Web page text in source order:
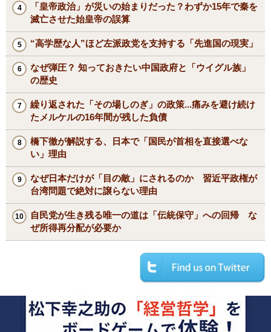
「皇帝政治」が災いの始まりだった？わずか15年で秦を
滅亡させた始皇帝の誤算
“高学歴な人”ほど左派政党を支持する「先進国の現実」
なぜ弾圧？ 知っておきたい中国政府と「ウイグル族」
の歴史
繰り返された「その場しのぎ」の政策...痛みを避け続け
たメルケルの16年間が残した負債
橋下徹が解説する、日本で「国民が首相を直接選べな
い」理由
なぜ日本だけが「目の敵」にされるのか 習近平政権が
台湾問題で絶対に譲らない理由
自民党が生き残る唯一の道は「伝統保守」への回帰 な
ぜ所得再分配が必要か